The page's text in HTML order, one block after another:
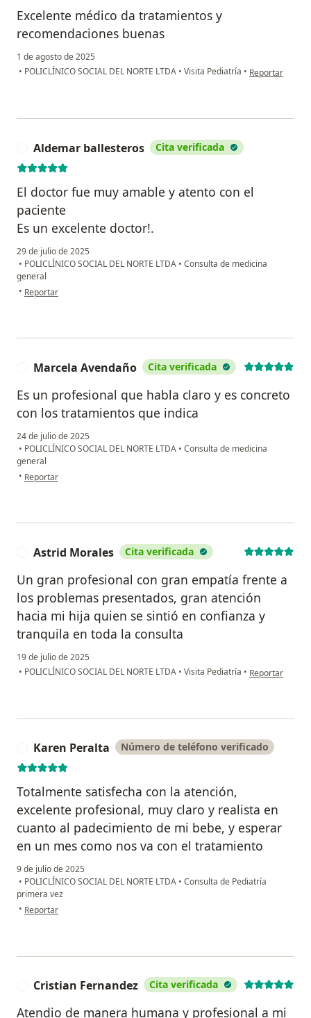
Excelente médico da tratamientos y
recomendaciones buenas
1 de agosto de 2025
• POLICLÍNICO SOCIAL DEL NORTE LTDA • Visita Pediatría • en opinión del
Reportar
Aldemar ballesteros Cita verificada
El doctor fue muy amable y atento con el
paciente
Es un excelente doctor!.
29 de julio de 2025
• POLICLÍNICO SOCIAL DEL NORTE LTDA • Consulta de medicina
general
• en opinión del usuario Aldemar ballesteros
Reportar
Marcela Avendaño Cita verificada
Es un profesional que habla claro y es concreto
con los tratamientos que indica
24 de julio de 2025
• POLICLÍNICO SOCIAL DEL NORTE LTDA • Consulta de medicina
general
• en opinión del usuario Marcela Avendaño
Reportar
Astrid Morales Cita verificada
Un gran profesional con gran empatía frente a
los problemas presentados, gran atención
hacia mi hija quien se sintió en confianza y
tranquila en toda la consulta
19 de julio de 2025
• POLICLÍNICO SOCIAL DEL NORTE LTDA • Visita Pediatría • en opinión del
Reportar
Karen Peralta Número de teléfono verificado
Totalmente satisfecha con la atención,
excelente profesional, muy claro y realista en
cuanto al padecimiento de mi bebe, y esperar
en un mes como nos va con el tratamiento
9 de julio de 2025
• POLICLÍNICO SOCIAL DEL NORTE LTDA • Consulta de Pediatría
primera vez
• en opinión del usuario Karen Peralta
Reportar
Cristian Fernandez Cita verificada
Atendio de manera humana y profesional a mi